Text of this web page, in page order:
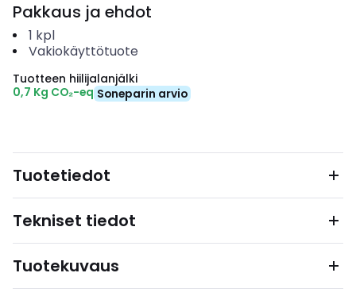
Pakkaus ja ehdot
1 kpl
Vakiokäyttötuote
Tuotteen hiilijalanjälki
0,7 Kg CO₂-eq Soneparin arvio
Tuotetiedot
Tekniset tiedot
Tuotekuvaus